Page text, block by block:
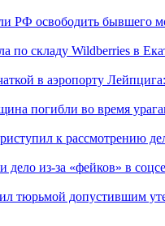
РФ освободить бывшего
по складу Wildberries в
в аэропорту
погибли во время
к рассмотрению
дело из-за «фейков» в
тюрьмой допустившим